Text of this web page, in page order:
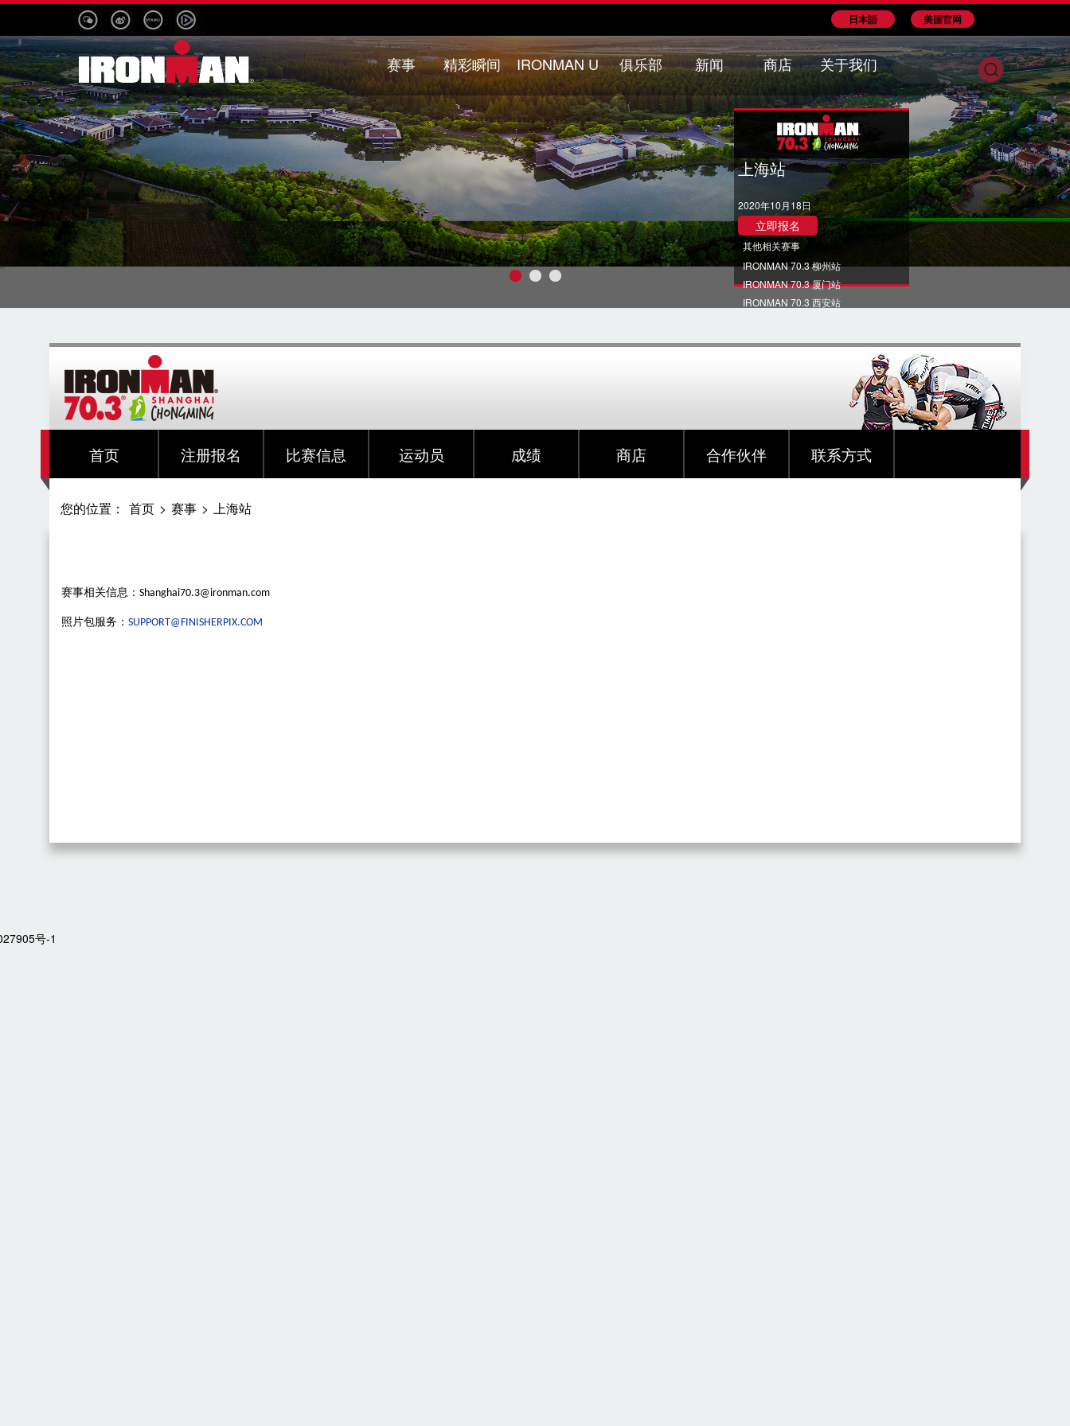
美国官网
日本語
上海站
2020年10月18日
立即报名
其他相关赛事
IRONMAN 70.3 柳州站
IRONMAN 70.3 厦门站
IRONMAN 70.3 西安站
首页 注册报名 比赛信息 运动员 成绩 商店 合作伙伴 联系方式
您的位置： 首页 > 赛事 > 上海站
赛事相关信息： Shanghai70.3@ironman.com
照片包服务： SUPPORT@FINISHERPIX.COM
号-1
赛事 精彩瞬间 IRONMAN U 俱乐部 新闻 商店 关于我们